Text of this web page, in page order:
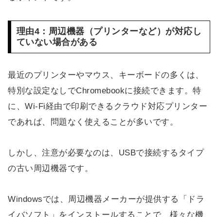
理由4：周辺機器（プリンターなど）が対応し
ていない場合がある
最近のプリンターやマウス、キーボードの多くは、
特別な設定なしでChromebookに接続できます。特
に、Wi-Fi経由で印刷できるクラウド対応プリンター
であれば、問題なく使えることが多いです。
しかし、注意が必要なのは、USBで接続するタイプ
の古い周辺機器です。
Windowsでは、周辺機器メーカーが提供する「ドラ
イバソフト」をインストールすることで、様々な機